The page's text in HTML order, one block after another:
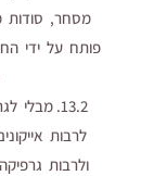
מסחר, סודות
פותח על ידי
13.2.
ולרבות